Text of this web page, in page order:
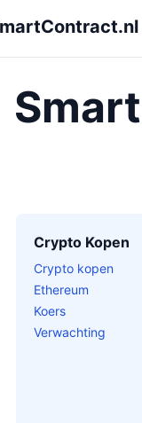
Crypto Kopen
Crypto kopen
Ethereum
Koers
Verwachting